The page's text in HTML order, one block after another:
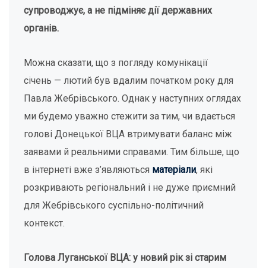
супроводжує, а не підміняє дії державних
органів.
Можна сказати, що з погляду комунікації
січень — лютий був вдалим початком року для
Павла Жебрівського. Однак у наступних оглядах
ми будемо уважно стежити за тим, чи вдається
голові Донецької ВЦА втримувати баланс між
заявами й реальними справами. Тим більше, що
в інтернеті вже з’являються матеріали, які
розкривають регіональний і не дуже приємний
для Жебрівського суспільно-політичний
контекст.
Голова Луганської ВЦА: у новий рік зі старим